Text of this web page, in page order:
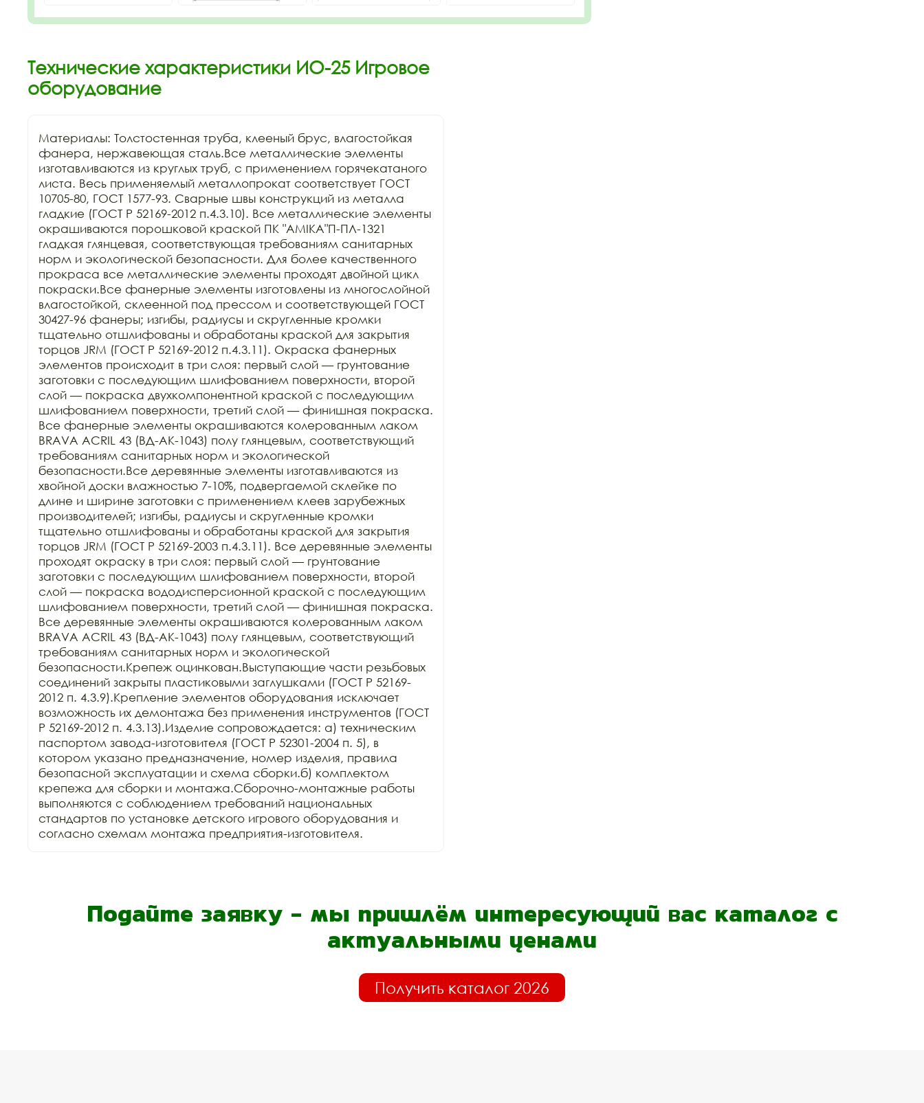
Технические характеристики ИО-25 Игровое
оборудование
Материалы: Толстостенная труба, клееный брус, влагостойкая
фанера, нержавеющая сталь.Все металлические элементы
изготавливаются из круглых труб, с применением горячекатаного
листа. Весь применяемый металлопрокат соответствует ГОСТ
10705-80, ГОСТ 1577-93. Сварные швы конструкций из металла
гладкие (ГОСТ Р 52169-2012 п.4.3.10). Все металлические элементы
окрашиваются порошковой краской ПК "АМIKA"П-ПЛ-1321
гладкая глянцевая, соответствующая требованиям санитарных
норм и экологической безопасности. Для более качественного
прокраса все металлические элементы проходят двойной цикл
покраски.Все фанерные элементы изготовлены из многослойной
влагостойкой, склеенной под прессом и соответствующей ГОСТ
30427-96 фанеры; изгибы, радиусы и скругленные кромки
тщательно отшлифованы и обработаны краской для закрытия
торцов JRM (ГОСТ Р 52169-2012 п.4.3.11). Окраска фанерных
элементов происходит в три слоя: первый слой — грунтование
заготовки с последующим шлифованием поверхности, второй
слой — покраска двухкомпонентной краской с последующим
шлифованием поверхности, третий слой — финишная покраска.
Все фанерные элементы окрашиваются колерованным лаком
BRAVA ACRIL 43 (ВД-АК-1043) полу глянцевым, соответствующий
требованиям санитарных норм и экологической
безопасности.Все деревянные элементы изготавливаются из
хвойной доски влажностью 7-10%, подвергаемой склейке по
длине и ширине заготовки с применением клеев зарубежных
производителей; изгибы, радиусы и скругленные кромки
тщательно отшлифованы и обработаны краской для закрытия
торцов JRM (ГОСТ Р 52169-2003 п.4.3.11). Все деревянные элементы
проходят окраску в три слоя: первый слой — грунтование
заготовки с последующим шлифованием поверхности, второй
слой — покраска вододисперсионной краской с последующим
шлифованием поверхности, третий слой — финишная покраска.
Все деревянные элементы окрашиваются колерованным лаком
BRAVA ACRIL 43 (ВД-АК-1043) полу глянцевым, соответствующий
требованиям санитарных норм и экологической
безопасности.Крепеж оцинкован.Выступающие части резьбовых
соединений закрыты пластиковыми заглушками (ГОСТ Р 52169-
2012 п. 4.3.9).Крепление элементов оборудования исключает
возможность их демонтажа без применения инструментов (ГОСТ
Р 52169-2012 п. 4.3.13).Изделие сопровождается: а) техническим
паспортом завода-изготовителя (ГОСТ Р 52301-2004 п. 5), в
котором указано предназначение, номер изделия, правила
безопасной эксплуатации и схема сборки.б) комплектом
крепежа для сборки и монтажа.Сборочно-монтажные работы
выполняются с соблюдением требований национальных
стандартов по установке детского игрового оборудования и
согласно схемам монтажа предприятия-изготовителя.
Подайте заявку - мы пришлём интересующий вас каталог с
актуальными ценами
Получить каталог 2026